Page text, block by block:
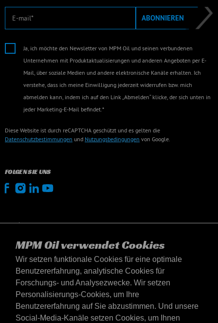
MPM Oil verwendet Cookies
Wir setzen funktionale Cookies für eine optimale
Benutzererfahrung, analytische Cookies für
Forschungs- und Analysezwecke. Wir setzen
Personalisierungs-Cookies, um Ihre
Benutzererfahrung auf Sie abzustimmen. Und unsere
Social-Media-Kanäle setzen Cookies, um Ihnen
ABONNIEREN
Ja, ich möchte den Newsletter von MPM Oil und seinen verbundenen
Unternehmen mit Produktaktualisierungen und anderen Angeboten per E-
Mail, über soziale Medien und andere elektronische Kanäle erhalten. Ich
verstehe, dass ich meine Einwilligung jederzeit widerrufen bzw. mich
abmelden kann, indem ich auf den Link „Abmelden“ klicke, der sich unten in
jeder Marketing-E-Mail befindet.*
Diese Website ist durch reCAPTCHA geschützt und es gelten die
Datenschutzbestimmungen und Nutzungsbedingungen von Google.
FOLGEN SIE UNS
Österreich